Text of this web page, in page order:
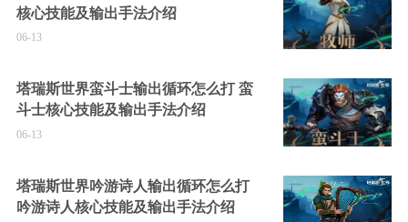
核心技能及输出手法介绍
06-13
塔瑞斯世界蛮斗士输出循环怎么打 蛮
斗士核心技能及输出手法介绍
06-13
塔瑞斯世界吟游诗人输出循环怎么打
吟游诗人核心技能及输出手法介绍